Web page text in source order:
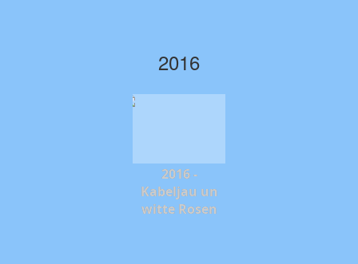
2016
2016 -
Kabeljau un
witte Rosen